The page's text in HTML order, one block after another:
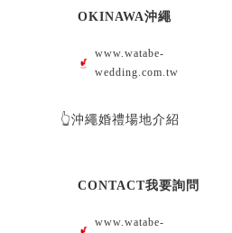
OKINAWA沖繩
www.watabe-
wedding.com.tw
👆沖繩婚禮場地介紹
CONTACT我要詢問
www.watabe-